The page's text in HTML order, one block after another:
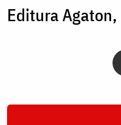
Editura